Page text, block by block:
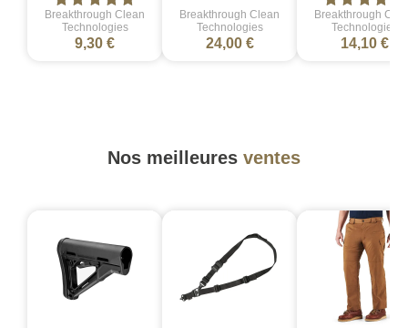
Breakthrough Clean
Technologies
9,30 €
Breakthrough Clean
Technologies
24,00 €
Breakthrough
Technologies
14,10 €
Nos meilleures ventes